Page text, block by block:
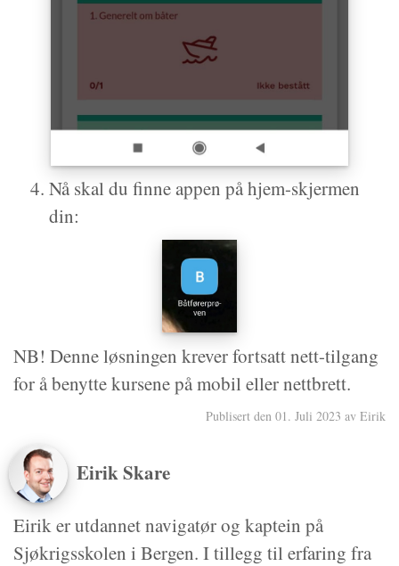
Nå skal du finne appen på hjem-skjermen
din:
NB! Denne løsningen krever fortsatt nett-tilgang
for å benytte kursene på mobil eller nettbrett.
Publisert den 01. Juli 2023 av Eirik
Eirik Skare
Eirik er utdannet navigatør og kaptein på
Sjøkrigsskolen i Bergen. I tillegg til erfaring fra